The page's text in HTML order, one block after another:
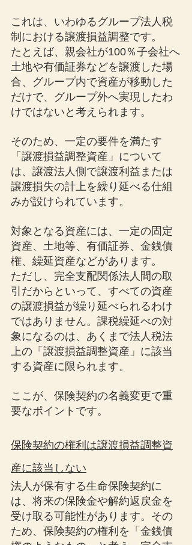
これは、いわゆるグループ法人税
制における譲渡損益調整です。
たとえば、親会社が100％子会社へ
土地や有価証券などを譲渡した場
合、グループ内で資産が移動した
だけで、グループ外へ実現したわ
けではないと考えられます。
そのため、一定の要件を満たす
「譲渡損益調整資産」について
は、譲渡法人側で譲渡利益または
譲渡損失の計上を繰り延べる仕組
みが設けられています。
対象となる資産には、一定の固定
資産、土地等、有価証券、金銭債
権、繰延資産などがあります。
ただし、完全支配関係法人間の取
引だからといって、すべての資産
の譲渡損益が繰り延べられるわけ
ではありません。課税繰延べの対
象になるのは、あくまで法人税法
上の「譲渡損益調整資産」に該当
する資産に限られます。
ここが、保険契約の名義変更で重
要なポイントです。
保険契約の権利は譲渡損益調整資
産に該当しない
法人が保有する生命保険契約に
は、将来の保険金や解約返戻金を
受け取る可能性があります。その
ため、保険契約の権利を「金銭債